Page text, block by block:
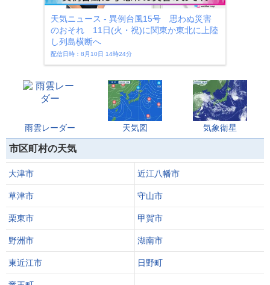
天気ニュース - 異例台風15号 思わぬ災害
のおそれ 11日(火・祝)に関東か東北に上陸
し列島横断へ
配信日時：8月10日 14時24分
雨雲レーダー 天気図 気象衛星
市区町村の天気
大津市 近江八幡市
草津市 守山市
栗東市 甲賀市
野洲市 湖南市
東近江市 日野町